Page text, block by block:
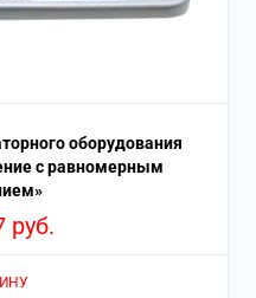
оборудования
с равномерным
руб.